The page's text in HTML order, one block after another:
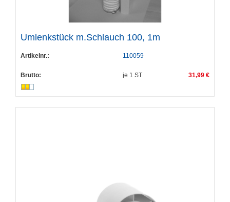
Umlenkstück m.Schlauch 100, 1m
Artikelnr.: 110059
Brutto: je 1 ST 31,99 €